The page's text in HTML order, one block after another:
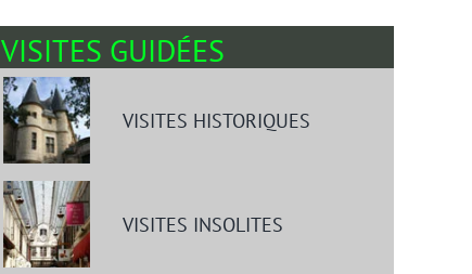
VISITES GUIDÉES
VISITES HISTORIQUES
VISITES INSOLITES